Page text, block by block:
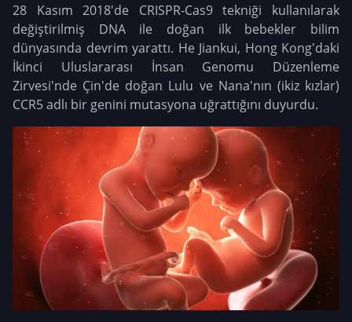
28 Kasım 2018'de CRISPR-Cas9 tekniği kullanılarak
değiştirilmiş DNA ile doğan ilk bebekler bilim
dünyasında devrim yarattı. He Jiankui, Hong Kong'daki
İkinci Uluslararası İnsan Genomu Düzenleme
Zirvesi'nde Çin'de doğan Lulu ve Nana'nın (ikiz kızlar)
CCR5 adlı bir genini mutasyona uğrattığını duyurdu.